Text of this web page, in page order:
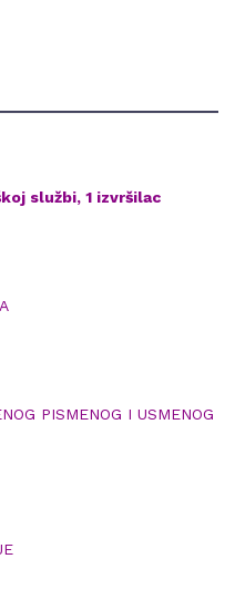
službi, 1 izvršilac
PISMENOG I USMENOG